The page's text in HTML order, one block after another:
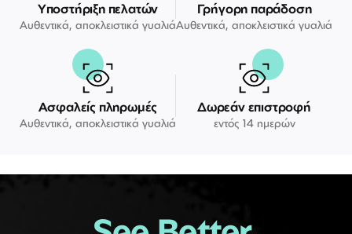
Υποστήριξη πελατών
Αυθεντικά, αποκλειστικά γυαλιά
Γρήγορη παράδοση
Αυθεντικά, αποκλειστικά γυαλιά
Ασφαλείς πληρωμές
Αυθεντικά, αποκλειστικά γυαλιά
Δωρεάν επιστροφή
εντός 14 ημερών